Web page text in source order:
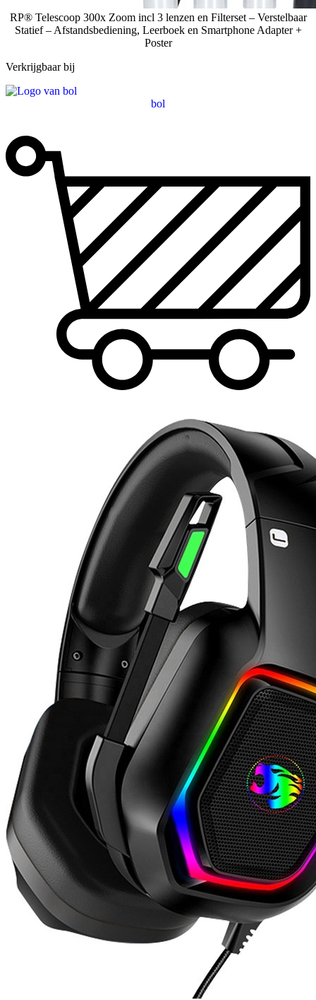
RP® Telescoop 300x Zoom incl 3 lenzen en Filterset – Verstelbaar
Statief – Afstandsbediening, Leerboek en Smartphone Adapter +
Poster
Verkrijgbaar bij
bol